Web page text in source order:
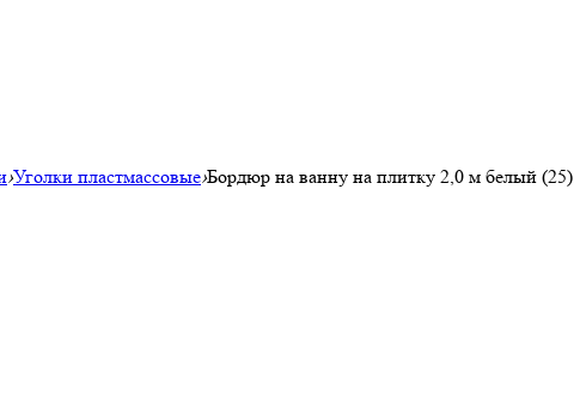
›Уголки пластмассовые›Бордюр на ванну на плитку 2,0 м белый (25)